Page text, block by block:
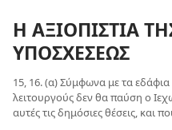
Η ΑΞΙΟΠΙΣΤΙΑ
ΥΠΟΣΧΕΣΕΩΣ
15, 16. (α) Σύμφωνα με τα εδάφια
λειτουργούς δεν θα παύση ο
αυτές τις δημόσιες θέσεις, και